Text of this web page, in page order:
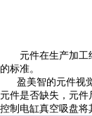
元件在生产加工结
的标准。
盈美智的元件视
元件是否缺失，元
控制电缸真空吸盘